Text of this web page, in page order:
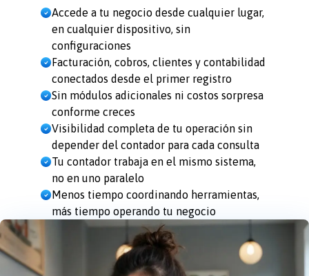
Accede a tu negocio desde cualquier lugar,
en cualquier dispositivo, sin
configuraciones
Facturación, cobros, clientes y contabilidad
conectados desde el primer registro
Sin módulos adicionales ni costos sorpresa
conforme creces
Visibilidad completa de tu operación sin
depender del contador para cada consulta
Tu contador trabaja en el mismo sistema,
no en uno paralelo
Menos tiempo coordinando herramientas,
más tiempo operando tu negocio